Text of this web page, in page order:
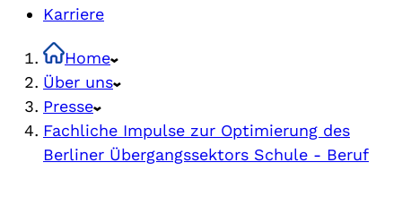
Karriere
Home
Über uns
Presse
Fachliche Impulse zur Optimierung des
Berliner Übergangssektors Schule - Beruf